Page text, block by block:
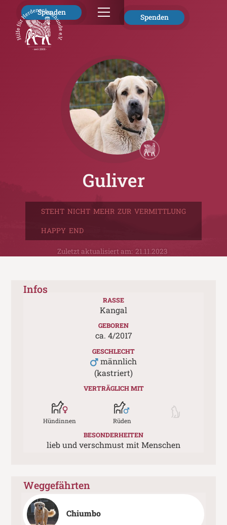
Spenden
Spenden
Guliver
STEHT NICHT MEHR ZUR VERMITTLUNG
HAPPY END
Zuletzt aktualisiert am: 21.11.2023
Infos
RASSE
Kangal
GEBOREN
ca. 4/2017
GESCHLECHT
männlich
(kastriert)
VERTRÄGLICH MIT
Hündinnen Rüden
BESONDERHEITEN
lieb und verschmust mit Menschen
Weggefährten
Chiumbo